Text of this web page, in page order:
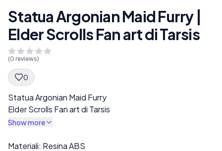
Statua Argonian Maid Furry |
Elder Scrolls Fan art di Tarsis
(0 reviews)
0
Spec Description
Statua Argonian Maid Furry
Elder Scrolls Fan art di Tarsis
Show more
Description
Materiali: Resina ABS